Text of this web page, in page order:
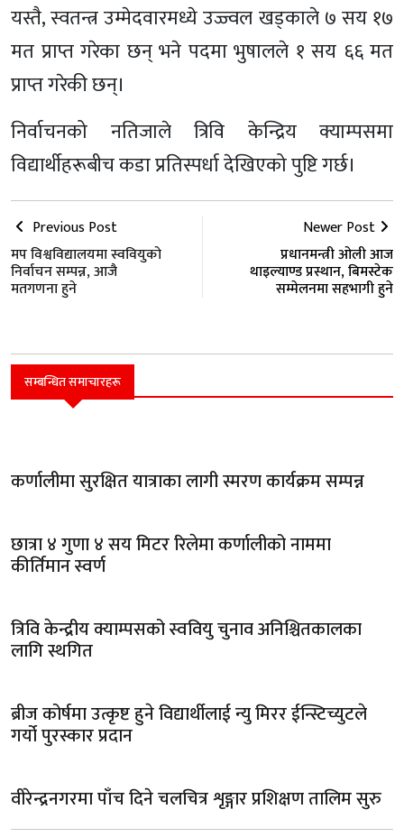
यस्तै, स्वतन्त्र उम्मेदवारमध्ये उज्ज्वल खड्काले ७ सय १७
मत प्राप्त गरेका छन् भने पदमा भुषालले १ सय ६६ मत
प्राप्त गरेकी छन्।
निर्वाचनको नतिजाले त्रिवि केन्द्रिय क्याम्पसमा
विद्यार्थीहरूबीच कडा प्रतिस्पर्धा देखिएको पुष्टि गर्छ।
Previous Post
मप विश्वविद्यालयमा स्ववियुको
निर्वाचन सम्पन्न, आजै
मतगणना हुने
Newer Post
प्रधानमन्त्री ओली आज
थाइल्याण्ड प्रस्थान, बिमस्टेक
सम्मेलनमा सहभागी हुने
सम्बन्धित समाचारहरू
कर्णालीमा सुरक्षित यात्राका लागी स्मरण कार्यक्रम सम्पन्न
छात्रा ४ गुणा ४ सय मिटर रिलेमा कर्णालीको नाममा
कीर्तिमान स्वर्ण
त्रिवि केन्द्रीय क्याम्पसको स्ववियु चुनाव अनिश्चितकालका
लागि स्थगित
ब्रीज कोर्षमा उत्कृष्ट हुने विद्यार्थीलाई न्यु मिरर ईन्स्टिच्युटले
गर्यो पुरस्कार प्रदान
वीरेन्द्रनगरमा पाँच दिने चलचित्र शृङ्गार प्रशिक्षण तालिम सुरु